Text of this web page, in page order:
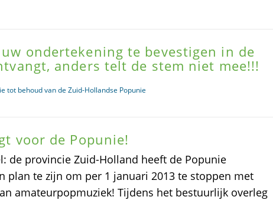
ondertekening te bevestigen in de
anders telt de stem niet mee!!!
tot behoud van de Zuid-Hollandse Popunie
voor de Popunie!
de provincie Zuid-Holland heeft de Popunie
plan te zijn om per 1 januari 2013 te stoppen met
amateurpopmuziek! Tijdens het bestuurlijk overleg